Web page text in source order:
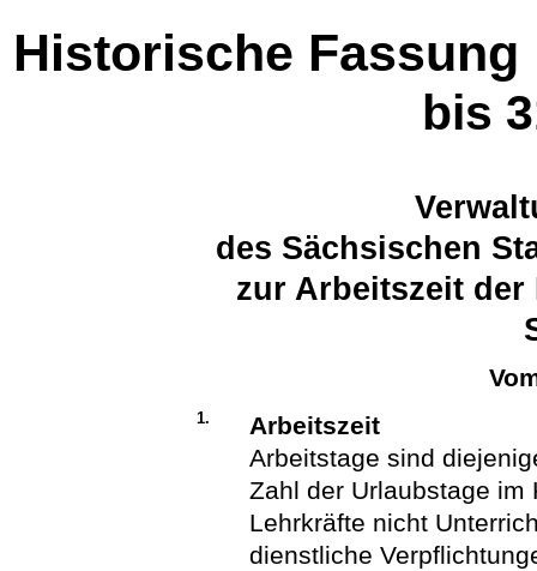
Historische Fassung
bis
des Sächsischen
zur Arbeitszeit
1.
Arbeitszeit
Arbeitstage sind
Zahl der Urlaubstage im
Lehrkräfte nicht
dienstliche